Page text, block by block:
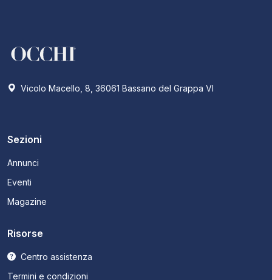
Vicolo Macello, 8, 36061 Bassano del Grappa VI
Sezioni
Annunci
Eventi
Magazine
Risorse
Centro assistenza
Termini e condizioni